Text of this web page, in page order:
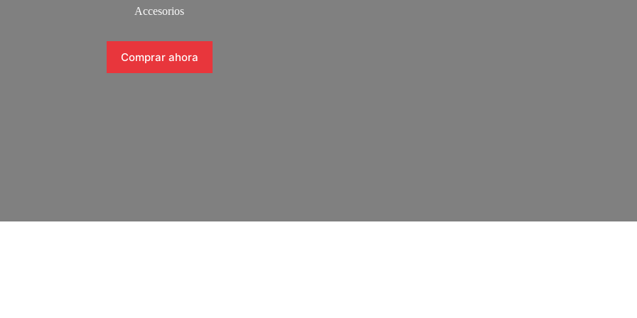
Accesorios
Comprar ahora